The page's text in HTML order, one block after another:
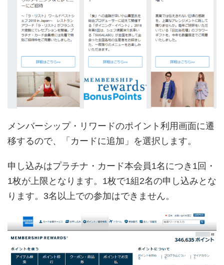
メンバーシップ・リワードのポイント利用画面に遷
移するので、「カードに追加」を選択します。
申し込みはプラチナ・カード本会員1名につき1回・
1枚が上限となります。1枚で1組2名の申し込みとな
ります。3名以上での参加はできません。